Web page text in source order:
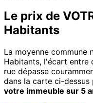
Le prix de
Habitants
La moyenne commune
Habitants, l'écart entre
rue dépasse
dans la carte ci-dessus
votre immeuble sur 5